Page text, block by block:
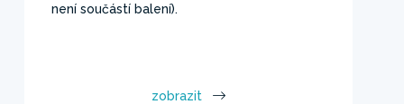
není součástí balení).
zobrazit